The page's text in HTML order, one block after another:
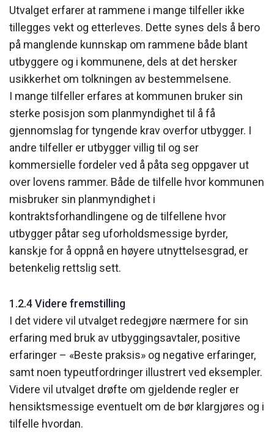
Utvalget erfarer at rammene i mange tilfeller ikke
tillegges vekt og etterleves. Dette synes dels å bero
på manglende kunnskap om rammene både blant
utbyggere og i kommunene, dels at det hersker
usikkerhet om tolkningen av bestemmelsene.
I mange tilfeller erfares at kommunen bruker sin
sterke posisjon som planmyndighet til å få
gjennomslag for tyngende krav overfor utbygger. I
andre tilfeller er utbygger villig til og ser
kommersielle fordeler ved å påta seg oppgaver ut
over lovens rammer. Både de tilfelle hvor kommunen
misbruker sin planmyndighet i
kontraktsforhandlingene og de tilfellene hvor
utbygger påtar seg uforholdsmessige byrder,
kanskje for å oppnå en høyere utnyttelsesgrad, er
betenkelig rettslig sett.
1.2.4 Videre fremstilling
I det videre vil utvalget redegjøre nærmere for sin
erfaring med bruk av utbyggingsavtaler, positive
erfaringer – «Beste praksis» og negative erfaringer,
samt noen typeutfordringer illustrert ved eksempler.
Videre vil utvalget drøfte om gjeldende regler er
hensiktsmessige eventuelt om de bør klargjøres og i
tilfelle hvordan.